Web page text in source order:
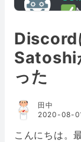
Discord
Satoshi
った
田中
2020-08-
こんにちは。